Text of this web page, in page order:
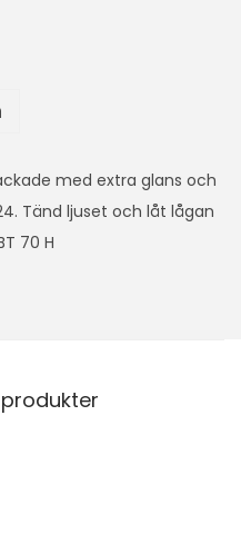
med extra glans och
Tänd ljuset och låt lågan
70 H